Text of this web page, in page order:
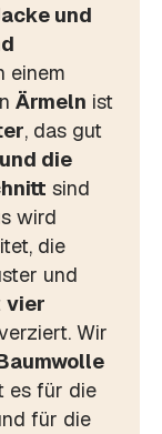
und
einem
Ärmeln ist
, das gut
die
sind
wird
die
und
vier
Wir
es für die
für die